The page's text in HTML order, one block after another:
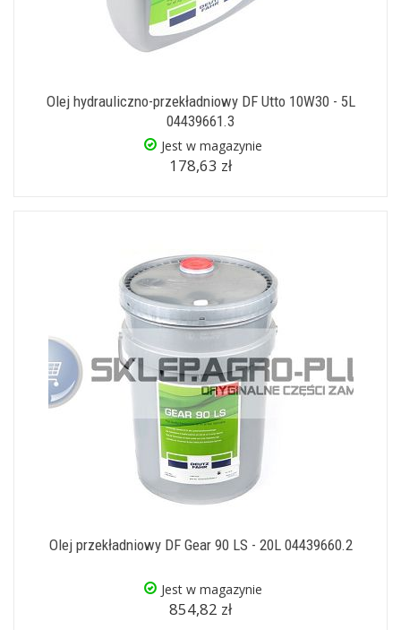
Olej hydrauliczno-przekładniowy DF Utto 10W30 - 5L
04439661.3
Jest w magazynie
178,63 zł
Olej przekładniowy DF Gear 90 LS - 20L 04439660.2
Jest w magazynie
854,82 zł